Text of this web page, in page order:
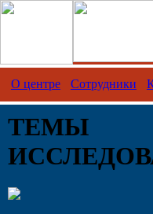
О центре Сотрудники
ТЕМЫ